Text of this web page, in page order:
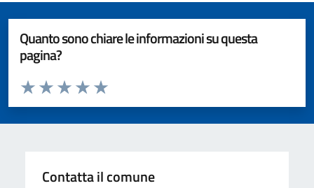
Quanto sono chiare le informazioni su questa
pagina?
Valuta da 1 a 5 stelle la pagina
Valuta 5 stelle su 5
Valuta 4 stelle su 5
Valuta 3 stelle su 5
Valuta 2 stelle su 5
Valuta 1 stelle su 5
Contatta il comune